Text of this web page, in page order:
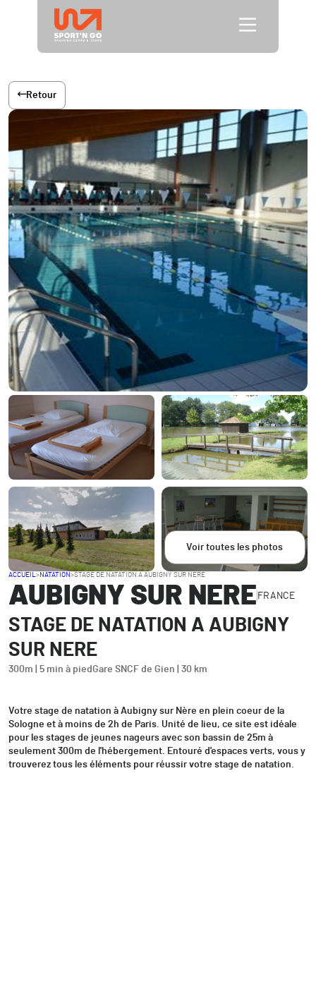
Retour
Voir toutes les photos
ACCUEIL>NATATION>STAGE DE NATATION A AUBIGNY SUR NERE
AUBIGNY SUR NERE FRANCE
STAGE DE NATATION A AUBIGNY
SUR NERE
300m | 5 min à piedGare SNCF de Gien | 30 km
Votre stage de natation à Aubigny sur Nère en plein coeur de la
Sologne et à moins de 2h de Paris. Unité de lieu, ce site est idéale
pour les stages de jeunes nageurs avec son bassin de 25m à
seulement 300m de l'hébergement. Entouré d'espaces verts, vous y
trouverez tous les éléments pour réussir votre stage de natation.